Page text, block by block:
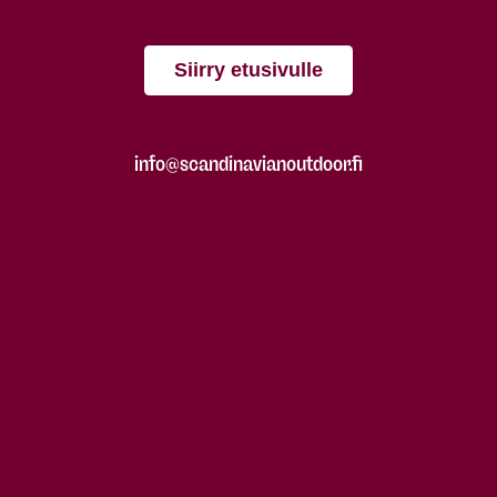
Siirry etusivulle
info@scandinavianoutdoor.fi